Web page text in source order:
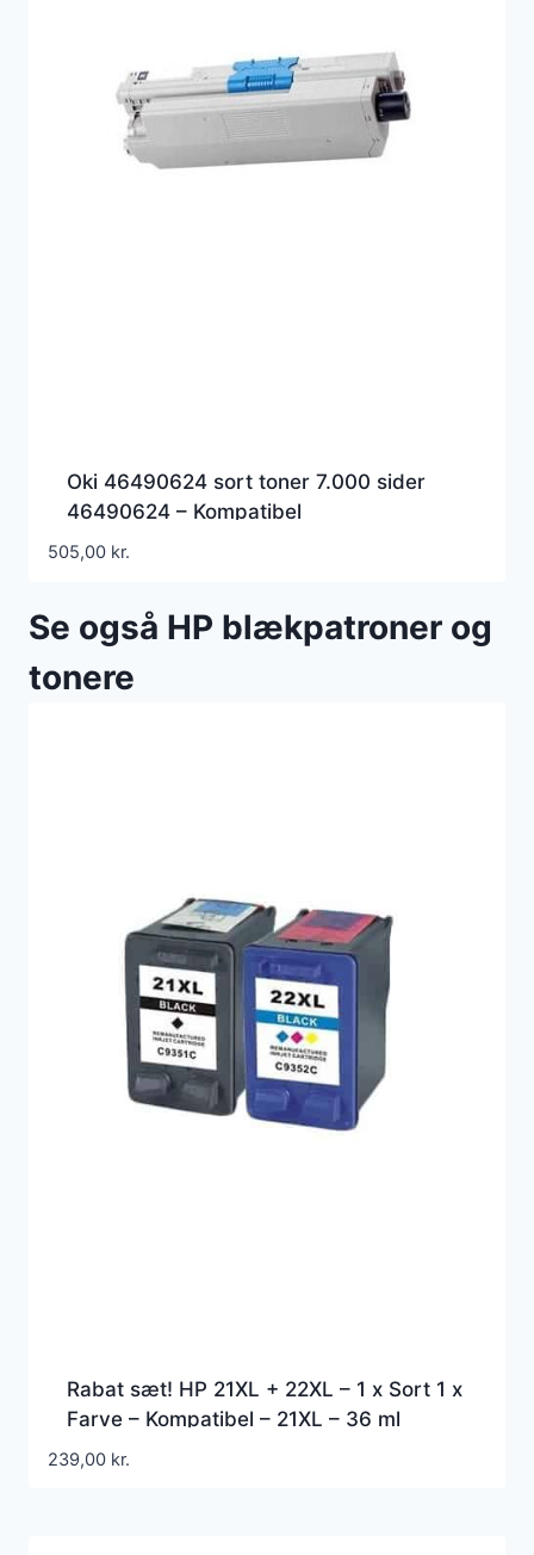
Oki 46490624 sort toner 7.000 sider
46490624 – Kompatibel
505,00 kr.
Se også HP blækpatroner og
tonere
Rabat sæt! HP 21XL + 22XL – 1 x Sort 1 x
Farve – Kompatibel – 21XL – 36 ml
239,00 kr.